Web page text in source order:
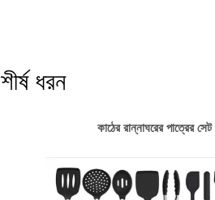
শীর্ষ ধরন
কাঠের রান্নাঘরের পাত্রের সেট